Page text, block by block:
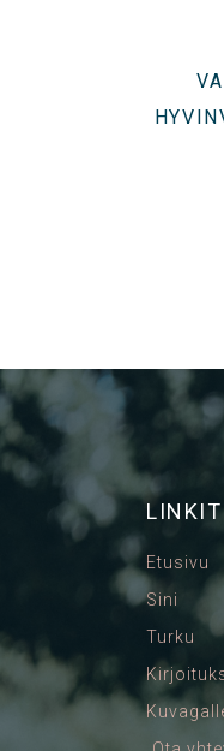
LINKIT
Etusivu
Sini
Turku